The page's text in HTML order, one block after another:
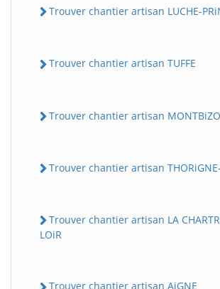
Trouver chantier artisan LUCHE-
Trouver chantier artisan TUFFE
Trouver chantier artisan
Trouver chantier artisan THORiGNE-
Trouver chantier artisan LA
LOiR
Trouver chantier artisan AiGNE